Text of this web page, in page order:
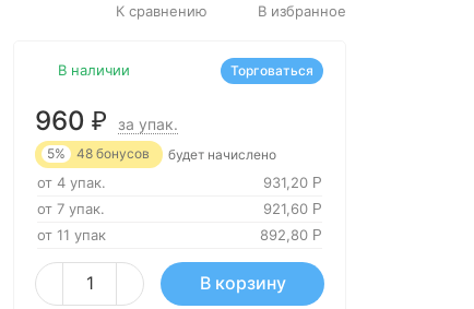
К сравнению В избранное
В наличии
960 ₽ за упак.
5% 48 бонусов будет начислено
от 4 упак. 931,20 Р
от 7 упак. 921,60 Р
от 11 упак 892,80 Р
В корзину
Торговаться